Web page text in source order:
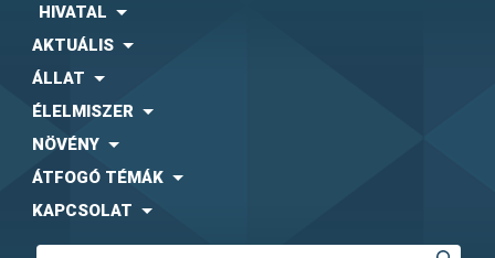
HIVATAL
AKTUÁLIS
ÁLLAT
ÉLELMISZER
NÖVÉNY
ÁTFOGÓ TÉMÁK
KAPCSOLAT